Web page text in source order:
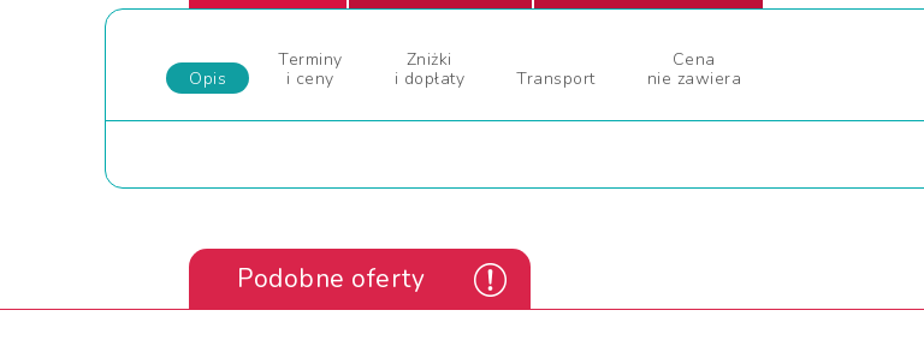
Opis
Terminy
i ceny
Zniżki
i dopłaty
Transport
Cena
nie zawiera
Podobne oferty